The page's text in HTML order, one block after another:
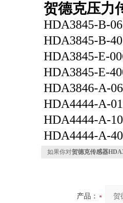
贺德克压力
HDA3845-B-
HDA3845-B-
HDA3845-E-
HDA3845-E-
HDA3846-A-
HDA4444-A-
HDA4444-A-
HDA4444-A-
如果你对贺德克传感器
产品：